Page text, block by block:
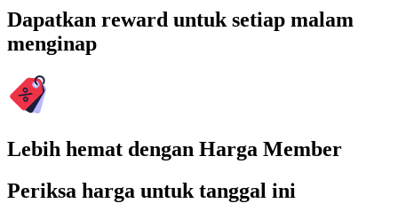
Dapatkan reward untuk setiap malam
menginap
Lebih hemat dengan Harga Member
Periksa harga untuk tanggal ini